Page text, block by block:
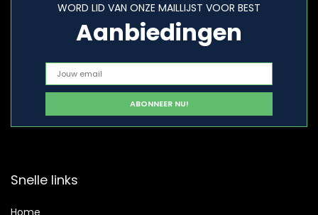
WORD LID VAN ONZE MAILLIJST VOOR BEST
Aanbiedingen
Snelle links